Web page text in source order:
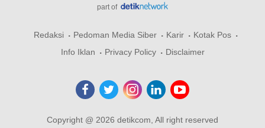
part of
Redaksi Pedoman Media Siber Karir
Kotak Pos
Info Iklan
Privacy Policy Disclaimer
Copyright @ 2026 detikcom, All right reserved